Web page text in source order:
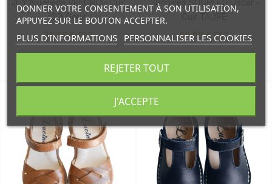
OR Doux
78,90 €TTC
Sandales SOUPLES Oscar -
69,90 € TTC
DONNER VOTRE CONSENTEMENT À SON UTILISATION,
APPUYEZ SUR LE BOUTON ACCEPTER.
PLUS D'INFORMATIONS PERSONNALISER LES COOKIES
REJETER TOUT
J'ACCEPTE